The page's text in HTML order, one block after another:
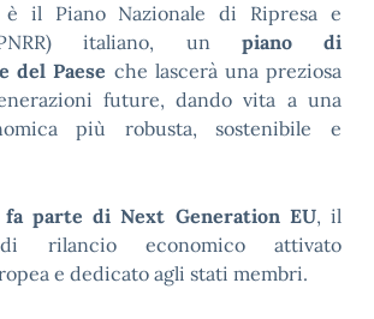
è il Piano Nazionale di Ripresa e
italiano, un piano di
del Paese che lascerà una preziosa
future, dando vita a una
più robusta, sostenibile e
parte di Next Generation EU, il
di rilancio economico attivato
e dedicato agli stati membri.